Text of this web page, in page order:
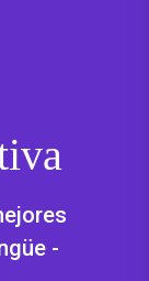
-